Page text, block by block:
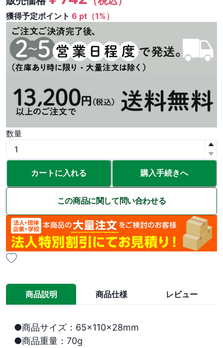
獲得予定ポイント 6 pt（1%）
数量
カートに入れる 購入手続きへ
この商品に関して問い合わせる
商品説明 商品仕様 レビュー
●商品サイズ：65×110×28mm
●商品重量：70g